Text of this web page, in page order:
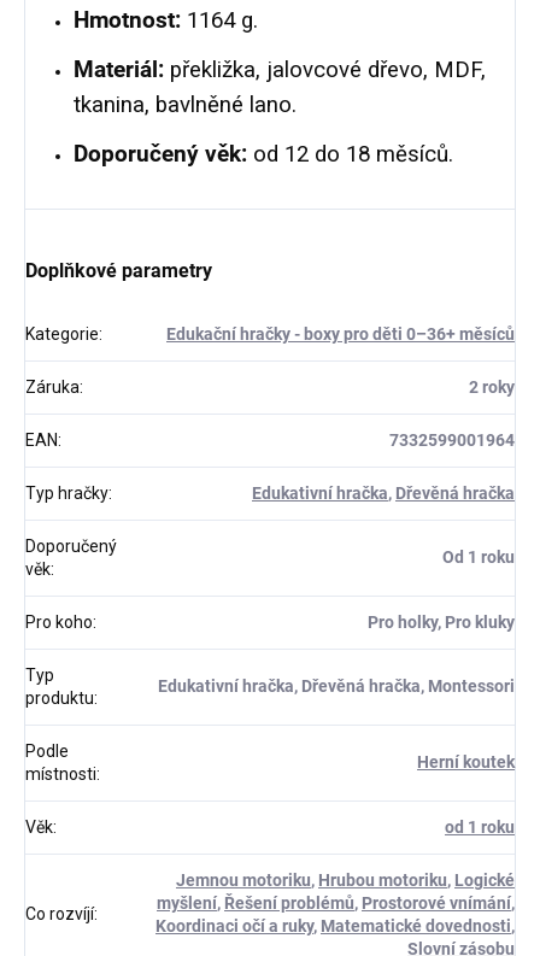
Hmotnost: 1164 g.
Materiál: překližka, jalovcové dřevo, MDF,
tkanina, bavlněné lano.
Doporučený věk: od 12 do 18 měsíců.
Doplňkové parametry
Kategorie: Edukační hračky - boxy pro děti 0–36+ měsíců
Záruka: 2 roky
EAN: 7332599001964
Typ hračky: Edukativní hračka, Dřevěná hračka
Doporučený
věk:
Od 1 roku
Pro koho: Pro holky, Pro kluky
Typ
produktu:
Edukativní hračka, Dřevěná hračka, Montessori
Podle
místnosti:
Herní koutek
Věk: od 1 roku
Co rozvíjí:
Jemnou motoriku, Hrubou motoriku, Logické
myšlení, Řešení problémů, Prostorové vnímání,
Koordinaci očí a ruky, Matematické dovednosti,
Slovní zásobu